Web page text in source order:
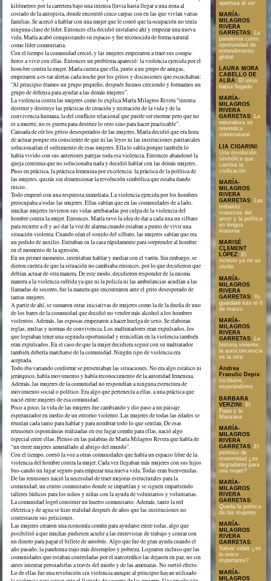
kilómetros por la carretera bajo una intensa lluvia hasta llegar a una zona al
costado de la autopista, donde encontró cinco carpas con en las que vivían varias
familias. Se acercó a hablar con una mujer que le contó que la ocupación no tenía
ninguna clase de líder. Entonces ella decidió instalarse ahí y empezar una nueva
vida. María acabó conquistando su espacio y fue reconocida de forma natural
como líder comunitaria.
Con el tiempo la comunidad creció, y las mujeres empezaron a traer sus compa-
ñeros a vivir con ellas. Entonces un problema apareció: la violencia ejercida por el
hom-bre contra la mujer. María cuenta que ella, junto a un grupo de amigas,
empezaron a es-tar alertas cada noche por los gritos y discusiones que escuchaban:
“Al principio éramos un grupo pequeño, después fuimos creciendo y formamos un
grupo de defensa para ayudar a las demás mujeres”.
La violencia contra las mujeres como lo explica María Milagros Rivera "intenta
destruir y destruye las prácticas de creación y recreación de la vida y de la
convivencia humana, la del conflicto relacional que puede ser enorme pero que no
es a muerte, no es guerra para destruir lo otro sino para hacer practicable”.
Cansada de oír los gritos desesperados de las mujeres, María decidió que era hora
de actuar porque era consciente de que ni las leyes ni las instituciones patriarcales
solucionarían el sufrimiento de esas mujeres. Ella lo sabía porque también lo
había vivido con sus anteriores parejas toda esa violencia. Entonces abandonó la
queja continua que no solucionaba nada y decidió hablar con las demás mujeres.
Puso en práctica, la práctica femenina por excelencia: la práctica de la política de
las mujeres, quizás sin dimensionar la revolución simbólica que estaba dando
inicio.
Todo empezó con una respuesta inmediata. La violencia ejercida por los hombres
preocupaba a todas las mujeres. Ellas sabían que en las comunidades de a lado,
muchas mujeres tuvieron sus vidas arrebatadas por culpa de la violencia del
hombre contra la mujer. Entonces, María tuvo la idea de dar a cada una un silbato
para recurrir a él y así dar la voz de alarma cuando estaban a punto de vivir una
situación violenta. Cuando oían el sonido del silbato, las mujeres sabían que era
un pedido de auxilio. Entraban en la casa rápidamente para sorprender al hombre
en el momento de la agresión.
En un primer momento, intentaban hablar y mediar con el varón. Sin embargo, se
dieron cuenta de que la situación no cambiaba entonces, por lo que decidieron que
debían actuar de otra manera. De este modo, decidieron responder de la misma
manera a la violencia sufrida ya que ni la policía ni las ambulancias acudían a las
llamadas de socorro, fue la manera que encontraron ante el grito desesperado de
tantas mujeres.
A partir de ahí, se sumaron otras iniciativas de mujeres como la de la dueña de uno
de los bares de la comunidad que decidió no vender más alcohol a los hombres
violentos. Además, las esposas empezaron a hacer huelga de sexo. Se elaboran
reglas, multas y normas de convivencia. Los maltratadores eran expulsados, los
que lograban tener una segunda oportunidad y reincidían en la violencia también
eran expulsados. En el caso de que la mujer decidiera seguir con su maltratador
también debería marcharse de la comunidad. Ningún tipo de violencia era
aceptada.
Todo iba variando conforme se presentaban las situaciones. No era algo estático ni
jerárquico, había movimiento y había reconocimiento de la autoridad femenina.
Además, las mujeres de la comunidad no respondían a ninguna estructura de
movimiento social o político. Era algo que pertenecía a ellas, a una práctica que
nació entre mujeres de esa comunidad.
Poco a poco, la vida de las mujeres fue cambiando y dio paso a un paisaje
esperanzador en medio de un entorno violento. Las mujeres de todas las edades se
reunían cada tanto para hablar y para nombrar todo lo que sentían. De esas
reuniones espontáneas realizadas en ese lugar común para ellas, nació algo
especial entre ellas. Pienso en las palabras de María Milagros Rivera que habla de
“un entre mujeres amurallado al abrigo del mundo”.
Con el tiempo, corrió la voz a otras comunidades que había un espacio libre de la
violencia del hombre contra la mujer. Cada vez llegaban más mujeres con sus hijos
bus-cando un lugar seguro para empezar una nueva vida. Todas eran bienvenidas.
De las reuniones nació la necesidad de traer mejoras estructurales para la
comunidad, un centro comunitario donde se impartían y se siguen impartiendo
talleres lúdicos para los niños y niñas con la ayuda de voluntarios y voluntarias.
La comunidad logró construir un huerto comunitario. Además, tanto la red
eléctrica y de agua se hizo realidad después de años que las instituciones no
contestasen sus peticiones.
Las mujeres crearon una economía común para ayudarse entre todas, algo que
posibilitó a que muchas pudiesen acudir a las entrevistas de trabajo y contar con
un dinero para pagar el billete de autobús. Algo que fue de gran ayuda cuando el
año pasado, la pandemia trajo más desempleo y pobreza. Lograron incluso que las
comunidades que estaban controladas por el narcotráfico las dejasen en paz, no sin
antes intentar persuadirlas a través del miedo y de las amenazas. No surtió efecto.
Lo de ellas fue una revolución sin violencia aunque al principio hayan utilizado
apertura al ser
MARÍA-
MILAGROS
RIVERA
GARRETAS:
La
pandemia como
oportunidad de
entendimiento
global
LAURA MORA
CABELLO DE
ALBA: El virus
había llegado
MARÍA-
MILAGROS
RIVERA
GARRETAS: La
naturaleza se
reivindica
sobrenatural
LIA CIGARINI :
Una revolución
simbólica que
cambia la
civilización
MARÍA-
MILAGROS
RIVERA
GARRETAS: Las
trobairitz:
maestras del
amor y la política
en lengua
materna
MARISÉ
CLEMENT
LÓPEZ: El
incesto ya no se
olvida
MARÍA-
MILAGROS
RIVERA
GARRETAS: Yo
guardaré luto el 8
de marzo
MARÍA-
MILAGROS
RIVERA
GARRETAS:
La
historia viviente:
la autoconciencia
es la otra
Andrea
Franulic Depix:
Incólume,
esperándome
BARBARA
VERZINI : El
Papa y la
Manzana
MARÍA-
MILAGROS
RIVERA
GARRETAS: El
permiso de
maternidad ¿es
degradante para
una mujer?
MARÍA-
MILAGROS
RIVERA
GARRETAS:
Queda la política
de las mujeres
MARÍA-
MILAGROS
RIVERA
GARRETAS:
Salvar vidas ¿es
lo único
importante?
MARÍA-
MILAGROS